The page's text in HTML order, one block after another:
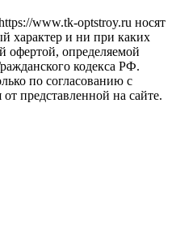
www.tk-optstroy.ru носят
характер и ни при каких
офертой, определяемой
кодекса РФ.
по согласованию с
представленной на сайте.